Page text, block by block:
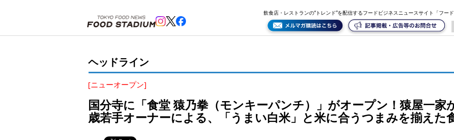
飲食店・レストランの“トレンド”を配信するフードビジネスニュースサイト「フー
ヘッドライン
[ニューオープン]
国分寺に「食堂 猿乃拳（モンキーパンチ）」がオープン！猿屋一家
歳若手オーナーによる、「うまい白米」と米に合うつまみを揃えた